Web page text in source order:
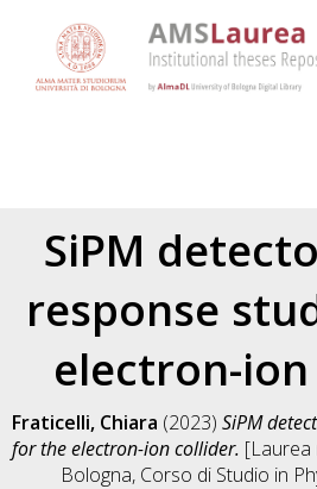
SiPM
response
electron-
Fraticelli, Chiara (2023) SiPM
for the electron-ion collider. [Laurea
Bologna, Corso di Studio in